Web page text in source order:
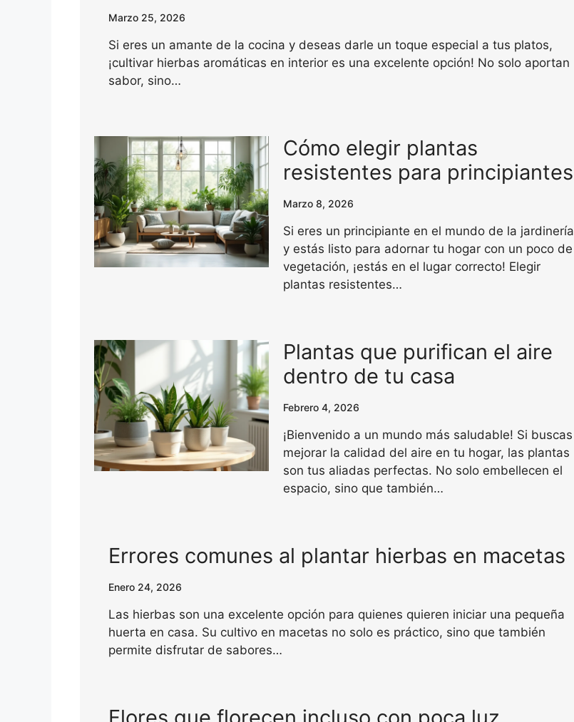
Marzo 25, 2026
Si eres un amante de la cocina y deseas darle un toque especial a tus platos,
¡cultivar hierbas aromáticas en interior es una excelente opción! No solo aportan
sabor, sino…
Cómo elegir plantas
resistentes para principiantes
Marzo 8, 2026
Si eres un principiante en el mundo de la jardinería
y estás listo para adornar tu hogar con un poco de
vegetación, ¡estás en el lugar correcto! Elegir
plantas resistentes…
Plantas que purifican el aire
dentro de tu casa
Febrero 4, 2026
¡Bienvenido a un mundo más saludable! Si buscas
mejorar la calidad del aire en tu hogar, las plantas
son tus aliadas perfectas. No solo embellecen el
espacio, sino que también…
Errores comunes al plantar hierbas en macetas
Enero 24, 2026
Las hierbas son una excelente opción para quienes quieren iniciar una pequeña
huerta en casa. Su cultivo en macetas no solo es práctico, sino que también
permite disfrutar de sabores…